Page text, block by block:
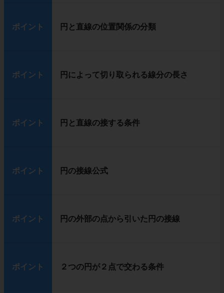
ポイント 円と直線の位置関係の分類
ポイント 円によって切り取られる線分の長さ
ポイント 円と直線の接する条件
ポイント 円の接線公式
ポイント 円の外部の点から引いた円の接線
ポイント ２つの円が２点で交わる条件